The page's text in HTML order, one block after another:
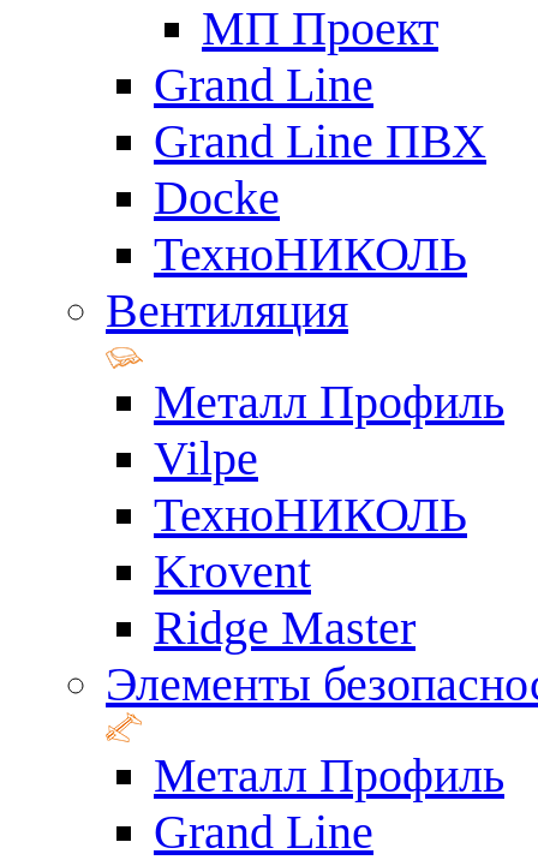
МП Проект
Grand Line
Grand Line ПВХ
Docke
ТехноНИКОЛЬ
Вентиляция
Металл Профиль
Vilpe
ТехноНИКОЛЬ
Krovent
Ridge Master
Элементы
Металл Профиль
Grand Line